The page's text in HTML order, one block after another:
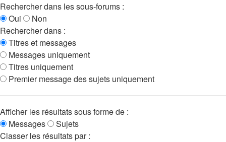
Rechercher dans les sous-forums :
Oui
Non
Rechercher dans :
Titres et messages
Messages uniquement
Titres uniquement
Premier message des sujets uniquement
Afficher les résultats sous forme de :
Messages
Sujets
Classer les résultats par :